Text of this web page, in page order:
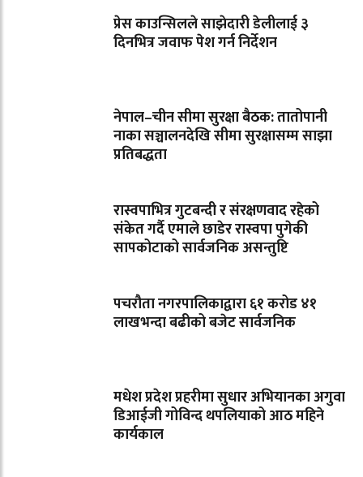
प्रेस काउन्सिलले साझेदारी डेलीलाई ३
दिनभित्र जवाफ पेश गर्न निर्देशन
नेपाल–चीन सीमा सुरक्षा बैठक: तातोपानी
नाका सञ्चालनदेखि सीमा सुरक्षासम्म साझा
प्रतिबद्धता
रास्वपाभित्र गुटबन्दी र संरक्षणवाद रहेको
संकेत गर्दै एमाले छाडेर रास्वपा पुगेकी
सापकोटाको सार्वजनिक असन्तुष्टि
पचरौता नगरपालिकाद्वारा ६१ करोड ४१
लाखभन्दा बढीको बजेट सार्वजनिक
मधेश प्रदेश प्रहरीमा सुधार अभियानका अगुवा
डिआईजी गोविन्द थपलियाको आठ महिने
कार्यकाल